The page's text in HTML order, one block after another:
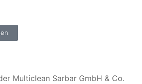
Multiclean Sarbar GmbH & Co.